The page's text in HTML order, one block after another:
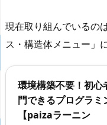
現在取り組んでいるの
ス・構造体メニュー」
環境構築不要！初心
門できるプログラミ
【paizaラーニン